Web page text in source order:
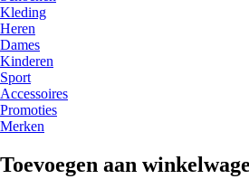
Kleding
Heren
Dames
Kinderen
Sport
Accessoires
Promoties
Merken
Toevoegen aan